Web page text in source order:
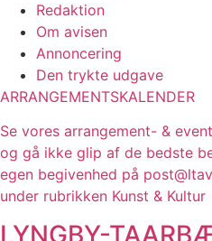
Redaktion
Om avisen
Annoncering
Den trykte udgave
ARRANGEMENTSKALENDER
Se vores arrangement- &
og gå ikke glip af de bedste
egen begivenhed på
under rubrikken Kunst & Kultur
LYNGBY-